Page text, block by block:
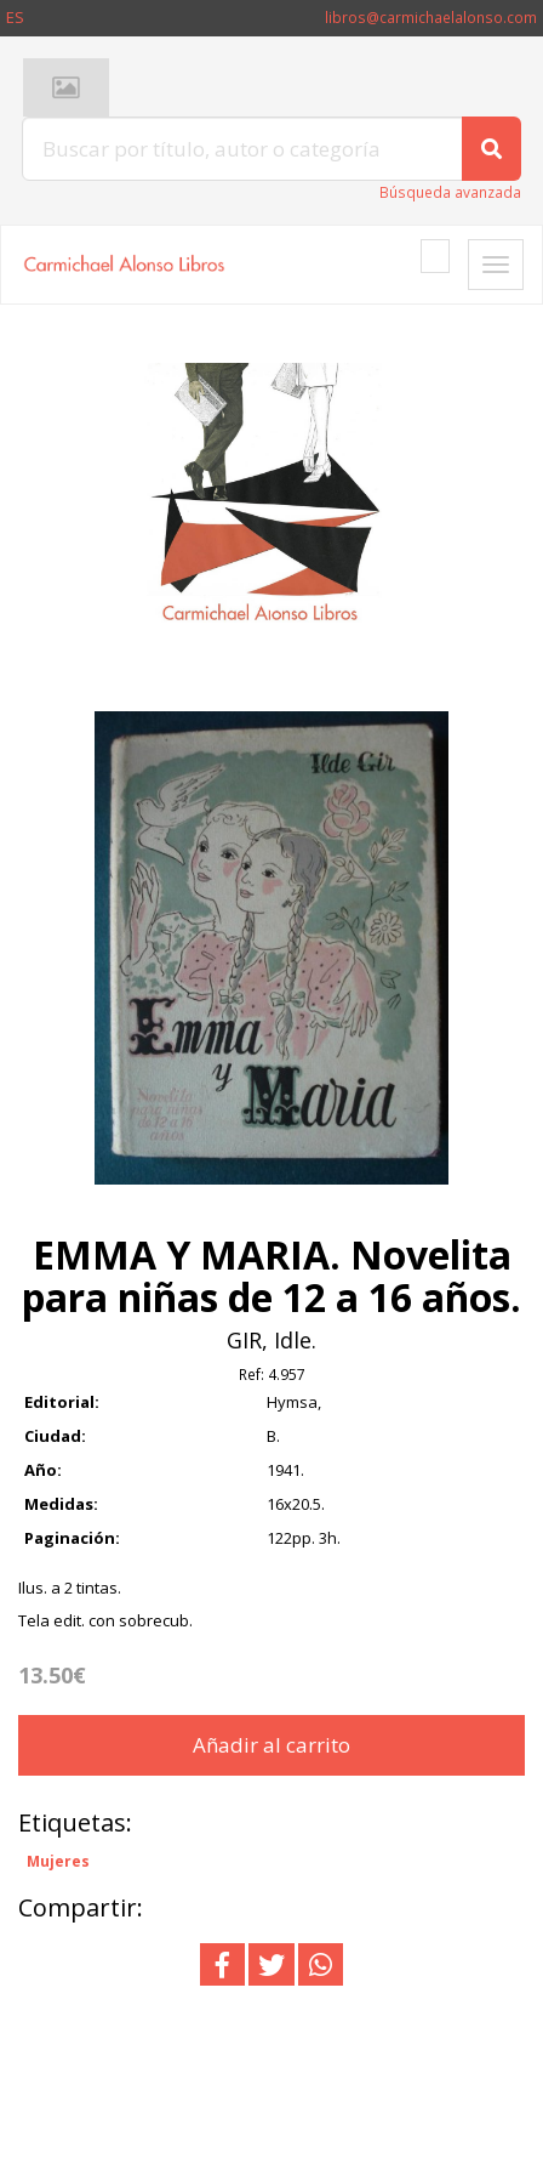
ES libros@carmichaelalonso.com
Búsqueda avanzada
Toggle
EMMA Y MARIA. Novelita
para niñas de 12 a 16 años.
GIR, Idle.
Ref: 4.957
Editorial:
Hymsa,
Ciudad:
B.
Año:
1941.
Medidas:
16x20.5.
Paginación:
122pp. 3h.
Ilus. a 2 tintas.
Tela edit. con sobrecub.
13.50€
Añadir al carrito
Etiquetas:
Mujeres
Compartir: